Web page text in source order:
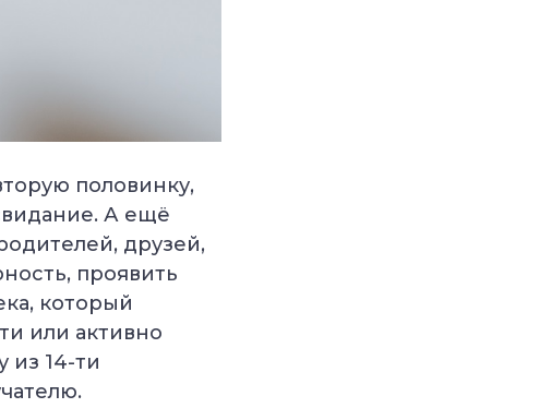
половинку,
А ещё
друзей,
проявить
который
или активно
из 14-ти